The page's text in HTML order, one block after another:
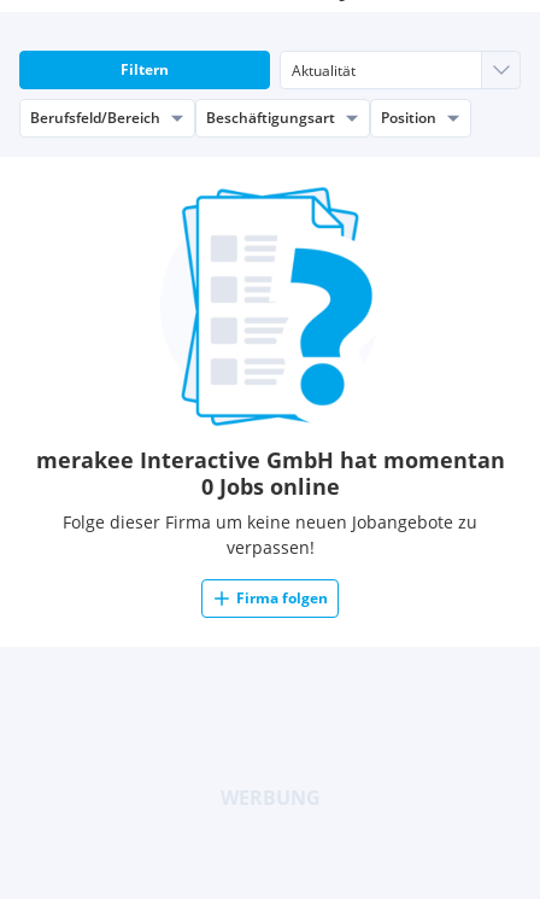
Filtern
Berufsfeld/Bereich Beschäftigungsart Position
merakee Interactive GmbH hat momentan
0 Jobs online
Folge dieser Firma um keine neuen Jobangebote zu
verpassen!
Firma folgen